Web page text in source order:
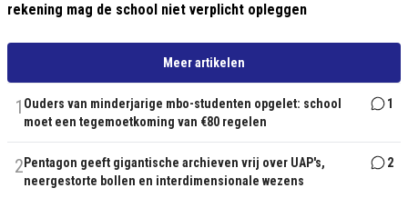
rekening mag de school niet verplicht opleggen
Meer artikelen
1 Ouders van minderjarige mbo-studenten opgelet: school
moet een tegemoetkoming van €80 regelen
1
2 Pentagon geeft gigantische archieven vrij over UAP's,
neergestorte bollen en interdimensionale wezens
2